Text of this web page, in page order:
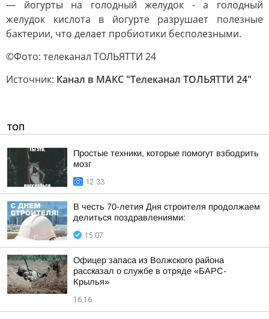
— йогурты на голодный желудок - а голодный
желудок кислота в йогурте разрушает полезные
бактерии, что делает пробиотики бесполезными.
©Фото: телеканал ТОЛЬЯТТИ 24
Источник: Канал в МАКС "Телеканал ТОЛЬЯТТИ 24"
ТОП
Простые техники, которые помогут взбодрить
мозг
12:33
В честь 70-летия Дня строителя продолжаем
делиться поздравлениями:
15:07
Офицер запаса из Волжского района
рассказал о службе в отряде «БАРС-
Крылья»
16:16